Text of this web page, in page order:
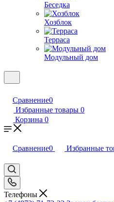
Беседка
Хозблок
Терраса
Модульный дом
Сравнение0
Избранные товары 0
Корзина 0
Сравнение0 Избранные
Телефоны